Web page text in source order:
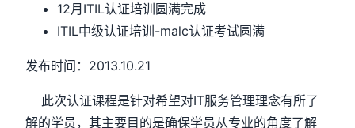
12月ITIL认证培训圆满完成
ITIL中级认证培训-malc认证考试圆满
发布时间：2013.10.21
此次认证课程是针对希望对IT服务管理理念有所了
解的学员，其主要目的是确保学员从专业的角度了解